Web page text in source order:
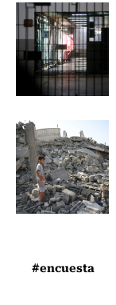
#encuesta